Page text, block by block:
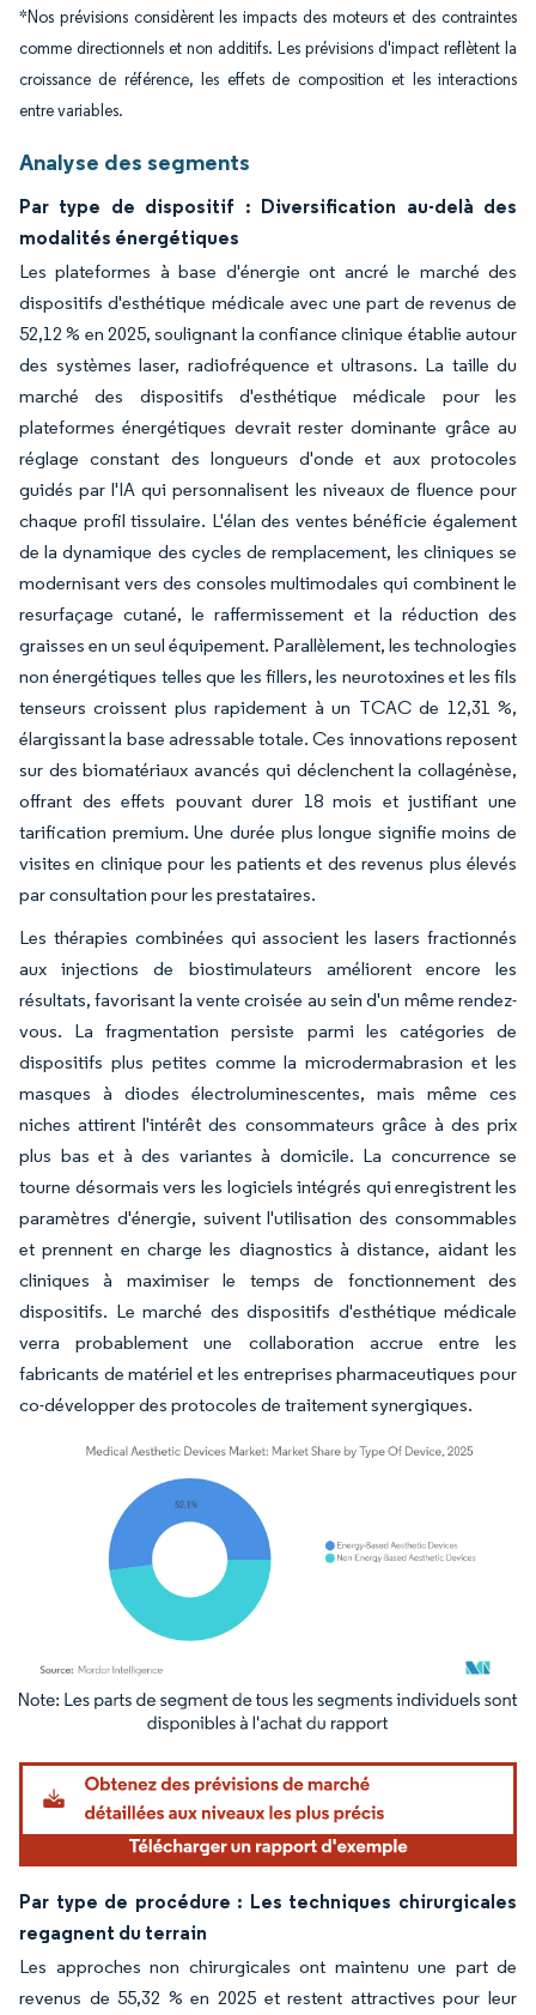
*Nos prévisions considèrent les impacts des moteurs et des contraintes
comme directionnels et non additifs. Les prévisions d'impact reflètent la
croissance de référence, les effets de composition et les interactions
entre variables.
Analyse des segments
Par type de dispositif : Diversification au-delà des
modalités énergétiques
Les plateformes à base d'énergie ont ancré le marché des
dispositifs d'esthétique médicale avec une part de revenus de
52,12 % en 2025, soulignant la confiance clinique établie autour
des systèmes laser, radiofréquence et ultrasons. La taille du
marché des dispositifs d'esthétique médicale pour les
plateformes énergétiques devrait rester dominante grâce au
réglage constant des longueurs d'onde et aux protocoles
guidés par l'IA qui personnalisent les niveaux de fluence pour
chaque profil tissulaire. L'élan des ventes bénéficie également
de la dynamique des cycles de remplacement, les cliniques se
modernisant vers des consoles multimodales qui combinent le
resurfaçage cutané, le raffermissement et la réduction des
graisses en un seul équipement. Parallèlement, les technologies
non énergétiques telles que les fillers, les neurotoxines et les fils
tenseurs croissent plus rapidement à un TCAC de 12,31 %,
élargissant la base adressable totale. Ces innovations reposent
sur des biomatériaux avancés qui déclenchent la collagénèse,
offrant des effets pouvant durer 18 mois et justifiant une
tarification premium. Une durée plus longue signifie moins de
visites en clinique pour les patients et des revenus plus élevés
par consultation pour les prestataires.
Les thérapies combinées qui associent les lasers fractionnés
aux injections de biostimulateurs améliorent encore les
résultats, favorisant la vente croisée au sein d'un même rendez-
vous. La fragmentation persiste parmi les catégories de
dispositifs plus petites comme la microdermabrasion et les
masques à diodes électroluminescentes, mais même ces
niches attirent l'intérêt des consommateurs grâce à des prix
plus bas et à des variantes à domicile. La concurrence se
tourne désormais vers les logiciels intégrés qui enregistrent les
paramètres d'énergie, suivent l'utilisation des consommables
et prennent en charge les diagnostics à distance, aidant les
cliniques à maximiser le temps de fonctionnement des
dispositifs. Le marché des dispositifs d'esthétique médicale
verra probablement une collaboration accrue entre les
fabricants de matériel et les entreprises pharmaceutiques pour
co-développer des protocoles de traitement synergiques.
Image © Mordor Intelligence. La réutilisation nécessite une attribution sous CC BY
Par type de procédure : Les techniques chirurgicales
regagnent du terrain
Les approches non chirurgicales ont maintenu une part de
revenus de 55,32 % en 2025 et restent attractives pour leur